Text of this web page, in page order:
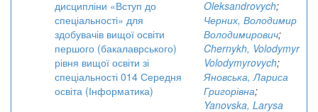
дисципліни «Вступ до
спеціальності» для
здобувачів вищої освіти
першого (бакалаврського)
рівня вищої освіти зі
спеціальності 014 Середня
освіта (Інформатика)
Oleksandrovych;
Черних, Володимир
Володимирович;
Chernykh, Volodymyr
Volodymyrovych;
Яновська, Лариса
Григорівна;
Yanovska, Larysa